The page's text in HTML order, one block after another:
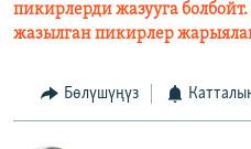
пикирлерди жазууга
жазылган пикирлер
Бөлүшүңүз